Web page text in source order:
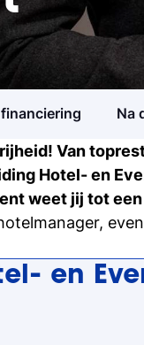
Na
Van
Hotel- en
weet jij tot
en